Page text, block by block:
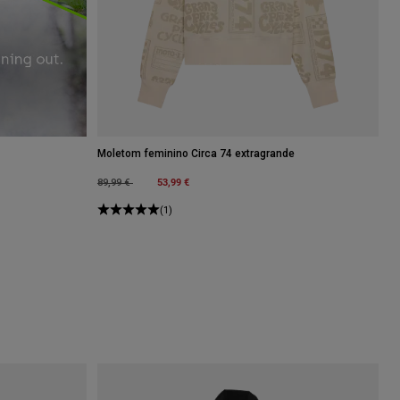
Moletom feminino Circa 74 extragrande
Price reduced from
89,99 €to 53,99 €
(1)